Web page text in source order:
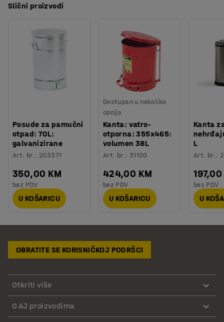
Slični proizvodi
Posude za pamučni
otpad: 70L:
galvanizirane
Art. br.: 203371
350,00 KM
bez PDV
U KOŠARICU
Dostupan u nekoliko
opcija
Kanta: vatro-
otporna: 355x465:
volumen 38L
Art. br.: 31100
424,00 KM
bez PDV
U KOŠARICU
Kanta
L
Art. br.:
197,00
bez PDV
U
OBRATITE SE KORISNIČKOJ PODRŠCI
Otkriti više
O AJ proizvodima